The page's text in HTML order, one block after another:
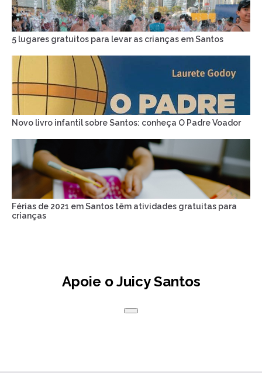
5 lugares gratuitos para levar as crianças em Santos
Novo livro infantil sobre Santos: conheça O Padre Voador
Férias de 2021 em Santos têm atividades gratuitas para
crianças
Apoie o Juicy Santos